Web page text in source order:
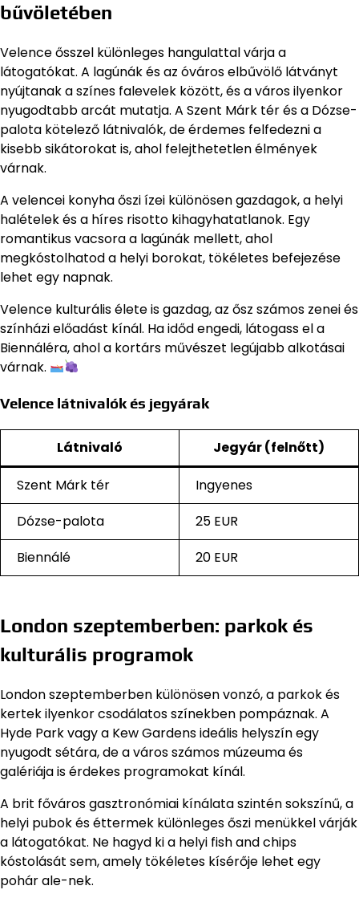
bűvöletében
Velence ősszel különleges hangulattal várja a
látogatókat. A lagúnák és az óváros elbűvölő látványt
nyújtanak a színes falevelek között, és a város ilyenkor
nyugodtabb arcát mutatja. A Szent Márk tér és a Dózse-
palota kötelező látnivalók, de érdemes felfedezni a
kisebb sikátorokat is, ahol felejthetetlen élmények
várnak.
A velencei konyha őszi ízei különösen gazdagok, a helyi
halételek és a híres risotto kihagyhatatlanok. Egy
romantikus vacsora a lagúnák mellett, ahol
megkóstolhatod a helyi borokat, tökéletes befejezése
lehet egy napnak.
Velence kulturális élete is gazdag, az ősz számos zenei és
színházi előadást kínál. Ha időd engedi, látogass el a
Biennáléra, ahol a kortárs művészet legújabb alkotásai
várnak.
Velence látnivalók és jegyárak
Látnivaló Jegyár (felnőtt)
Szent Márk tér
Ingyenes
Dózse-palota
25 EUR
Biennálé
20 EUR
London szeptemberben: parkok és
kulturális programok
London szeptemberben különösen vonzó, a parkok és
kertek ilyenkor csodálatos színekben pompáznak. A
Hyde Park vagy a Kew Gardens ideális helyszín egy
nyugodt sétára, de a város számos múzeuma és
galériája is érdekes programokat kínál.
A brit főváros gasztronómiai kínálata szintén sokszínű, a
helyi pubok és éttermek különleges őszi menükkel várják
a látogatókat. Ne hagyd ki a helyi fish and chips
kóstolását sem, amely tökéletes kísérője lehet egy
pohár ale-nek.